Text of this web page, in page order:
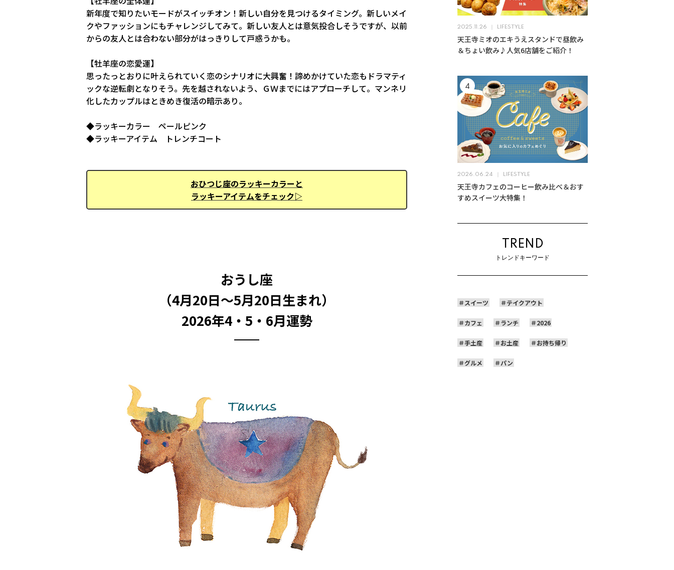
新年度で知りたいモードがスイッチオン！新しい自分を見つけるタイミング。新しいメイ
クやファッションにもチャレンジしてみて。新しい友人とは意気投合しそうですが、以前
からの友人とは合わない部分がはっきりして戸惑うかも。
【牡羊座の恋愛運】
思ったっとおりに叶えられていく恋のシナリオに大興奮！諦めかけていた恋もドラマティ
ックな逆転劇となりそう。先を越されないよう、ＧＷまでにはアプローチして。マンネリ
化したカップルはときめき復活の暗示あり。
◆ラッキーカラー ペールピンク
◆ラッキーアイテム トレンチコート
おひつじ座のラッキーカラーと
ラッキーアイテムをチェック▷
おうし座
（4月20日～5月20日生まれ）
2026年4・5・6月運勢
2025.11.26 LIFESTYLE
天王寺ミオのエキうえスタンドで昼飲み
＆ちょい飲み♪人気6店舗をご紹介！
2026.06.24 LIFESTYLE
天王寺カフェのコーヒー飲み比べ＆おす
すめスイーツ大特集！
TREND
トレンドキーワード
スイーツ テイクアウト
カフェ ランチ 2026
手土産 お土産 お持ち帰り
グルメ パン